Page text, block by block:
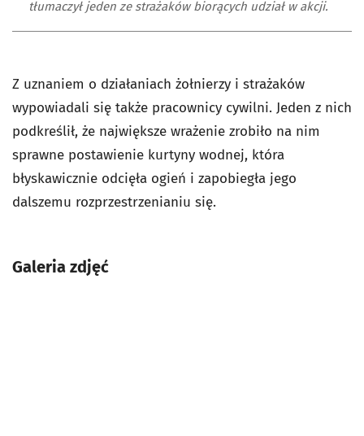
tłumaczył jeden ze strażaków biorących udział w akcji.
Z uznaniem o działaniach żołnierzy i strażaków
wypowiadali się także pracownicy cywilni. Jeden z nich
podkreślił, że największe wrażenie zrobiło na nim
sprawne postawienie kurtyny wodnej, która
błyskawicznie odcięła ogień i zapobiegła jego
dalszemu rozprzestrzenianiu się.
Galeria zdjęć